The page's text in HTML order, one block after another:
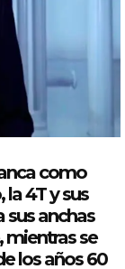
como
4T y sus
anchas
mientras se
los años 60